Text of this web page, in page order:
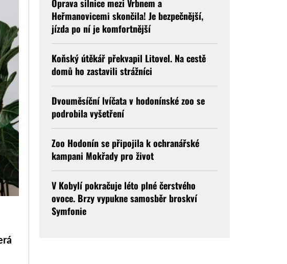
Oprava silnice mezi Vrbnem a
Heřmanovicemi skončila! Je bezpečnější,
jízda po ní je komfortnější
Koňský útěkář překvapil Litovel. Na cestě
domů ho zastavili strážníci
Dvouměsíční lvíčata v hodonínské zoo se
podrobila vyšetření
Zoo Hodonín se připojila k ochranářské
kampani Mokřady pro život
V Kobylí pokračuje léto plné čerstvého
ovoce. Brzy vypukne samosběr broskví
Symfonie